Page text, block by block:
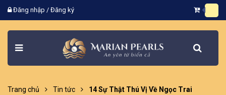
Đăng nhập / Đăng ký
Trang chủ Tin tức 14 Sự Thật Thú Vị Về Ngọc Trai